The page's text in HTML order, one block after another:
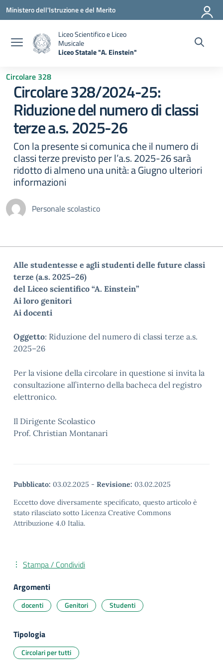
Vai ai contenuti
Vai al menu di navigazione
Vai al footer
Ministero dell'Istruzione e del Merito
Liceo Scientifico e Liceo
Musicale
Liceo Statale "A. Einstein"
Circolare 328
Circolare 328/2024-25:
Riduzione del numero di classi
terze a.s. 2025-26
Con la presente si comunica che il numero di
classi terze previsto per l’a.s. 2025-26 sarà
ridotto di almeno una unità: a Giugno ulteriori
informazioni
Personale scolastico
Alle studentesse e agli studenti delle future classi
terze (a.s. 2025–26)
del Liceo scientifico “A. Einstein”
Ai loro genitori
Ai docenti
Oggetto: Riduzione del numero di classi terze a.s.
2025–26
Per la visione della circolare in questione si invita la
consultazione all’interno della bacheca del registro
elettronico.
Il Dirigente Scolastico
Prof. Christian Montanari
Pubblicato: 03.02.2025 - Revisione: 03.02.2025
Eccetto dove diversamente specificato, questo articolo è
stato rilasciato sotto Licenza Creative Commons
Attribuzione 4.0 Italia.
Stampa / Condividi
Argomenti
docenti Genitori Studenti
Tipologia
Circolari per tutti